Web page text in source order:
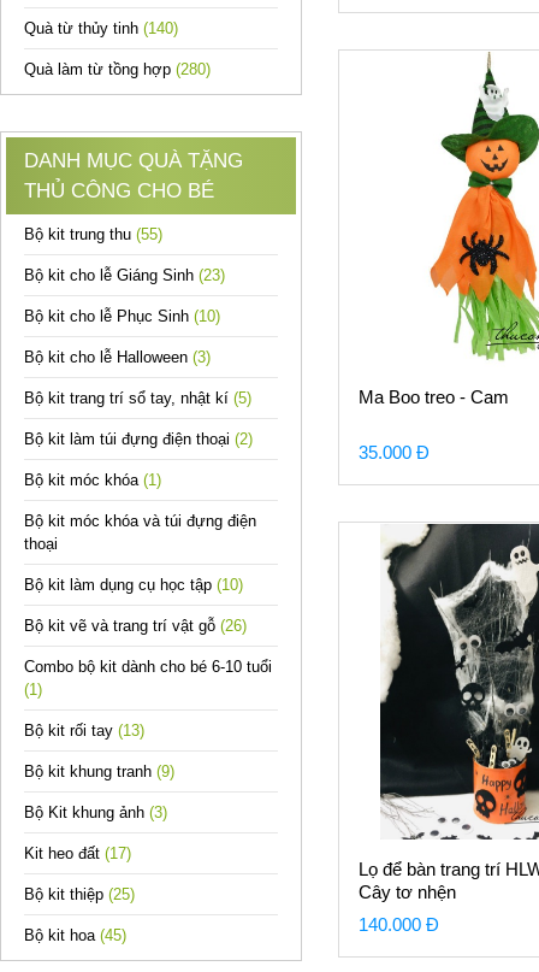
Quà từ thủy tinh (140)
Quà làm từ tồng hợp (280)
DANH MỤC QUÀ TẶNG
THỦ CÔNG CHO BÉ
Bộ kit trung thu (55)
Bộ kit cho lễ Giáng Sinh (23)
Bộ kit cho lễ Phục Sinh (10)
Bộ kit cho lễ Halloween (3)
Bộ kit trang trí sổ tay, nhật kí (5)
Bộ kit làm túi đựng điện thoại (2)
Bộ kit móc khóa (1)
Bộ kit móc khóa và túi đựng điện
thoại
Bộ kit làm dụng cụ học tập (10)
Bộ kit vẽ và trang trí vật gỗ (26)
Combo bộ kit dành cho bé 6-10 tuổi
(1)
Bộ kit rối tay (13)
Bộ kit khung tranh (9)
Bộ Kit khung ảnh (3)
Kit heo đất (17)
Bộ kit thiệp (25)
Bộ kit hoa (45)
Ma Boo treo - Cam
35.000 Đ
Lọ để bàn trang trí
Cây tơ nhện
140.000 Đ